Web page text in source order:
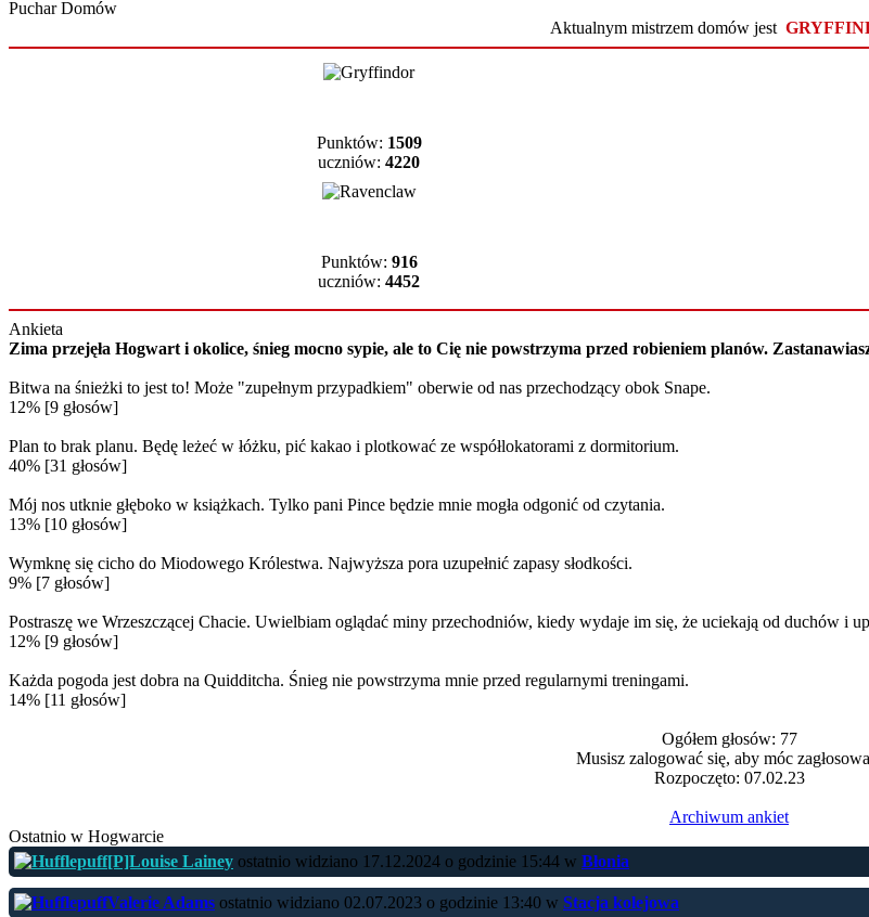
Puchar Domów
Aktualnym mistrzem domów jest
Punktów: 1509
uczniów: 4220
Punktów: 916
uczniów: 4452
Ankieta
Zima przejęła Hogwart i okolice, śnieg mocno sypie, ale to Cię nie powstrzyma przed robieniem planów.
Bitwa na śnieżki to jest to! Może "zupełnym przypadkiem" oberwie od nas przechodzący obok Snape.
12% [9 głosów]
Plan to brak planu. Będę leżeć w łóżku, pić kakao i plotkować ze współlokatorami z dormitorium.
40% [31 głosów]
Mój nos utknie głęboko w książkach. Tylko pani Pince będzie mnie mogła odgonić od czytania.
13% [10 głosów]
Wymknę się cicho do Miodowego Królestwa. Najwyższa pora uzupełnić zapasy słodkości.
9% [7 głosów]
Postraszę we Wrzeszczącej Chacie. Uwielbiam oglądać miny przechodniów, kiedy wydaje im się, że uciekają od duchów i
12% [9 głosów]
Każda pogoda jest dobra na Quidditcha. Śnieg nie powstrzyma mnie przed regularnymi treningami.
14% [11 głosów]
Ogółem głosów: 77
Musisz zalogować się, aby móc
Rozpoczęto: 07.02.23
Archiwum ankiet
Ostatnio w Hogwarcie
[P]Louise Lainey ostatnio widziano 17.12.2024 o godzinie 15:44 w Błonia
Valerie Adams ostatnio widziano 02.07.2023 o godzinie 13:40 w Stacja kolejowa